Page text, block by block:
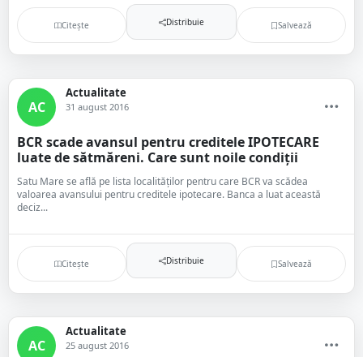
Citește Distribuie Salvează
AC
Actualitate
31 august 2016
BCR scade avansul pentru creditele IPOTECARE
luate de sătmăreni. Care sunt noile condiții
Satu Mare se află pe lista localităților pentru care BCR va scădea
valoarea avansului pentru creditele ipotecare. Banca a luat această
deciz...
Citește Distribuie Salvează
AC
Actualitate
25 august 2016